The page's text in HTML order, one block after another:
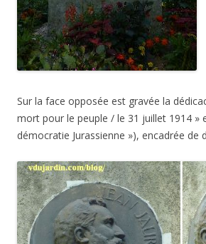
Sur la face opposée est gravée la
mort pour le peuple / le 31 juillet 1914 »
démocratie Jurassienne »), encadrée de